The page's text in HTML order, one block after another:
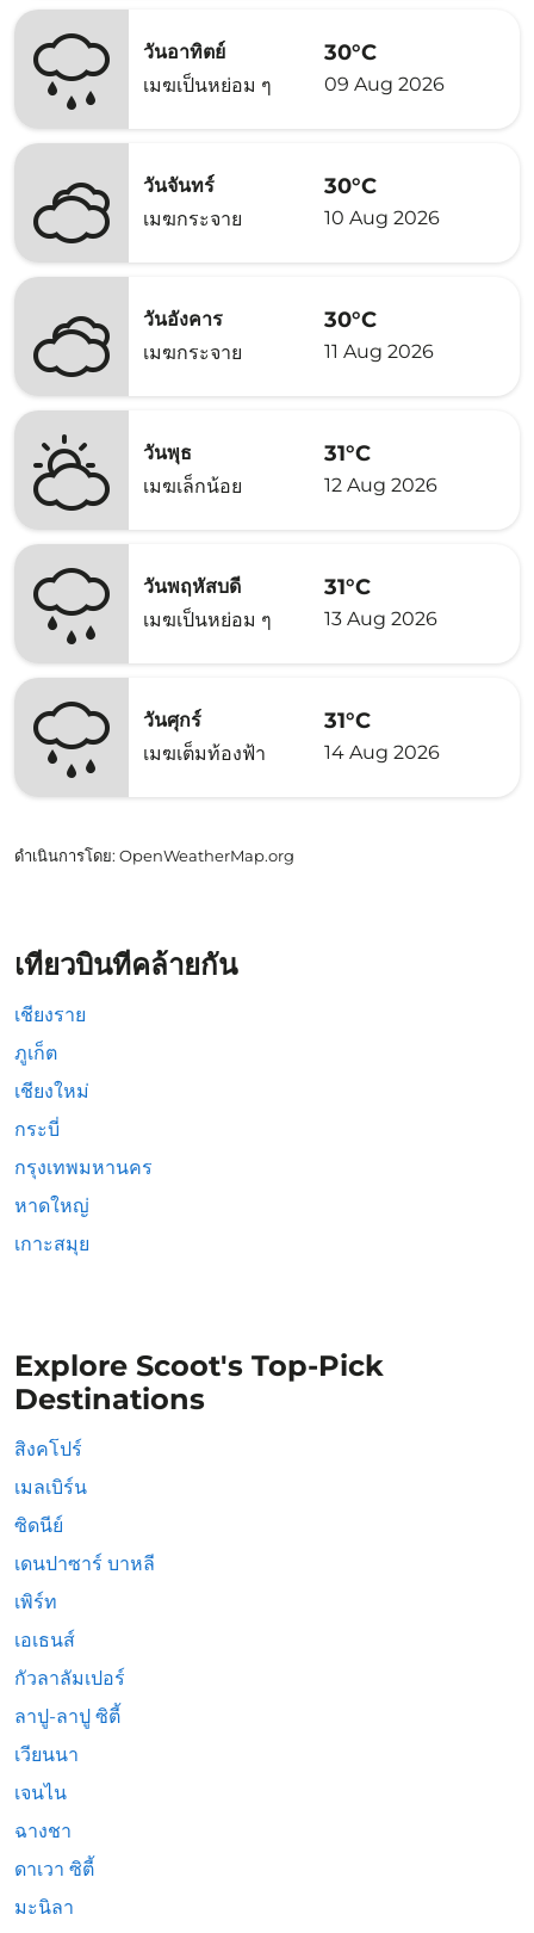
วันอาทิตย์
เมฆเป็นหย่อม ๆ
30°C
09 Aug 2026
วันจันทร์
เมฆกระจาย
30°C
10 Aug 2026
วันอังคาร
เมฆกระจาย
30°C
11 Aug 2026
วันพุธ
เมฆเล็กน้อย
31°C
12 Aug 2026
วันพฤหัสบดี
เมฆเป็นหย่อม ๆ
31°C
13 Aug 2026
วันศุกร์
เมฆเต็มท้องฟ้า
31°C
14 Aug 2026
ดำเนินการโดย: OpenWeatherMap.org
เที่ยวบินที่คล้ายกัน
เชียงราย
ภูเก็ต
เชียงใหม่
กระบี่
กรุงเทพมหานคร
หาดใหญ่
เกาะสมุย
Explore Scoot's Top-Pick
Destinations
สิงคโปร์
เมลเบิร์น
ซิดนีย์
เดนปาซาร์ บาหลี
เพิร์ท
เอเธนส์
กัวลาลัมเปอร์
ลาปู-ลาปู ซิตี้
เวียนนา
เจนไน
ฉางชา
ดาเวา ซิตี้
มะนิลา